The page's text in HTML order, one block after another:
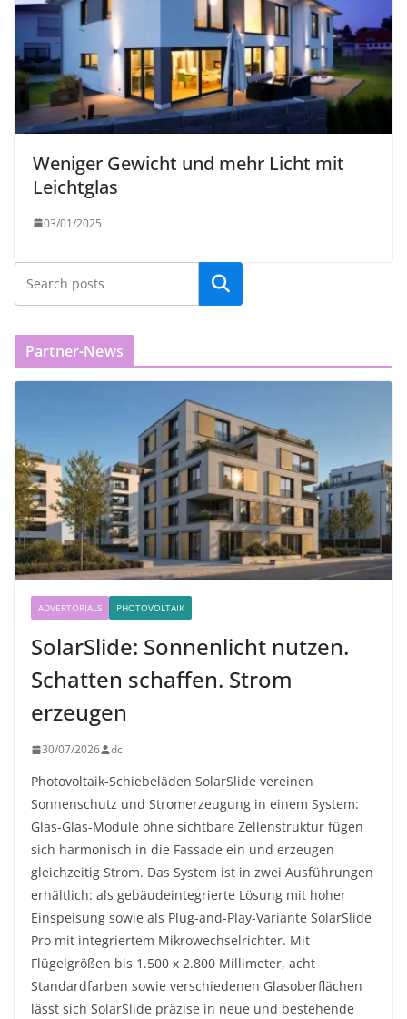
Weniger Gewicht und mehr Licht mit
Leichtglas
03/01/2025
Partner-News
ADVERTORIALS PHOTOVOLTAIK
SolarSlide: Sonnenlicht nutzen.
Schatten schaffen. Strom
erzeugen
30/07/2026 dc
Photovoltaik-Schiebeläden SolarSlide vereinen
Sonnenschutz und Stromerzeugung in einem System:
Glas-Glas-Module ohne sichtbare Zellenstruktur fügen
sich harmonisch in die Fassade ein und erzeugen
gleichzeitig Strom. Das System ist in zwei Ausführungen
erhältlich: als gebäudeintegrierte Lösung mit hoher
Einspeisung sowie als Plug-and-Play-Variante SolarSlide
Pro mit integriertem Mikrowechselrichter. Mit
Flügelgrößen bis 1.500 x 2.800 Millimeter, acht
Standardfarben sowie verschiedenen Glasoberflächen
lässt sich SolarSlide präzise in neue und bestehende